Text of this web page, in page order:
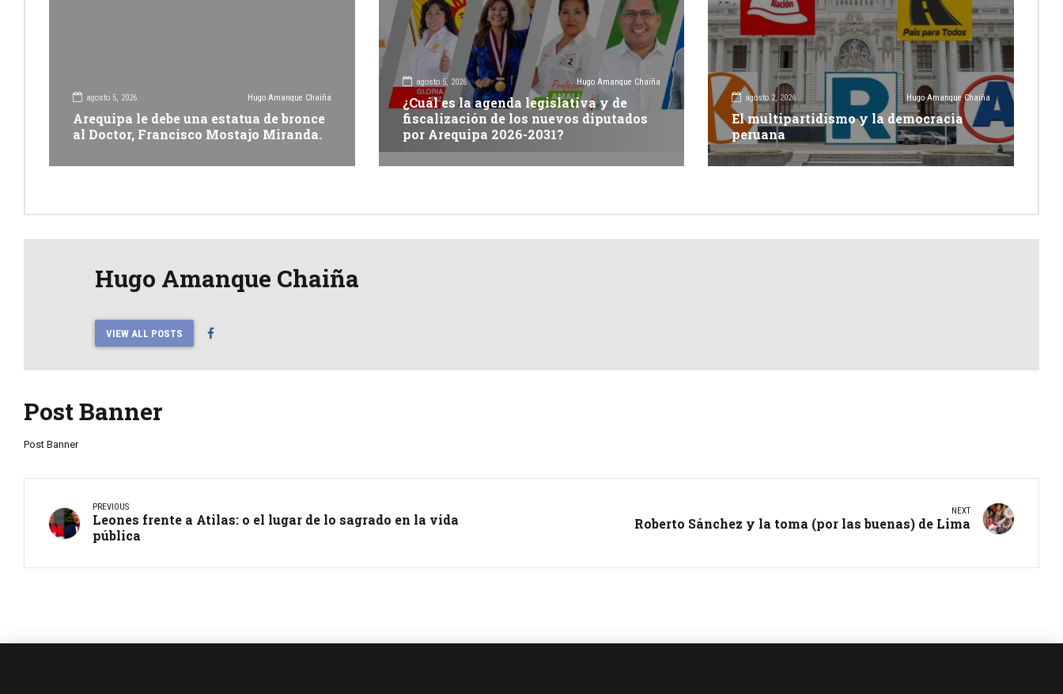
agosto 5, 2026 Hugo Amanque Chaiña
Arequipa le debe una estatua de bronce
al Doctor, Francisco Mostajo Miranda.
agosto 5, 2026 Hugo Amanque Chaiña
¿Cuál es la agenda legislativa y de
fiscalización de los nuevos diputados
por Arequipa 2026-2031?
agosto 2, 2026 Hugo Amanque Chaiña
El multipartidismo y la democracia
peruana
Hugo Amanque Chaiña
VIEW ALL POSTS
Post Banner
Post Banner
PREVIOUS
Leones frente a Atilas: o el lugar de lo sagrado en la vida
pública
NEXT
Roberto Sánchez y la toma (por las buenas) de Lima